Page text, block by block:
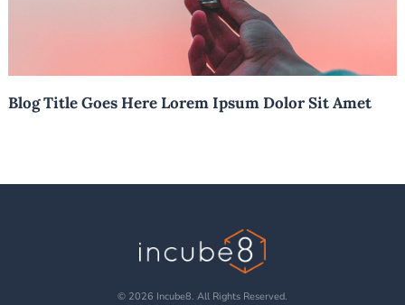
Blog Title Goes Here Lorem Ipsum Dolor Sit Amet
© 2026 Incube8. All Rights Reserved.